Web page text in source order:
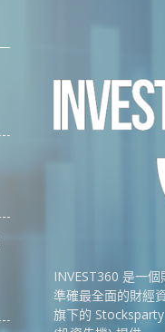
INVEST360 是一
準確最全面的財經
旗下的